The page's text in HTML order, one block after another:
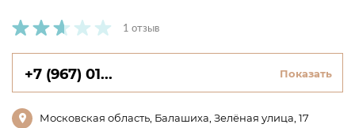
1 отзыв
+7 (967) 01... Показать
Московская область, Балашиха, Зелёная улица, 17